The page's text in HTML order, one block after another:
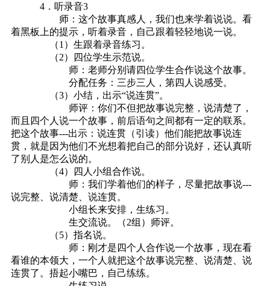
4．听录音3
师：这个故事真感人，我们也来学着说说。看
着黑板上的提示，听着录音，自己跟着轻轻地说一说。
（1）生跟着录音练习。
（2）四位学生示范说。
师：老师分别请四位学生合作说这个故事。
分配任务：三步三人，第四人说感受。
（3）小结，出示“说连贯”。
师评：你们不但把故事说完整，说清楚了，
而且四个人说一个故事，前后语句之间都有一定的联系。
把这个故事---出示：说连贯（引读）他们能把故事说连
贯，就是因为他们不光想着把自己的部分说好，还认真听
了别人是怎么说的。
（4）四人小组合作说。
师：我们学着他们的样子，尽量把故事说---
说完整、说清楚、说连贯。
小组长来安排，生练习。
生交流说。（2组）师评。
（5）指名说。
师：刚才是四个人合作说一个故事，现在看
看谁的本领大，一个人就把这个故事说完整、说清楚、说
连贯了。捂起小嘴巴，自己练练。